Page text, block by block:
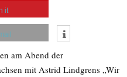
it
am Abend der
mit Astrid Lindgrens „Wir